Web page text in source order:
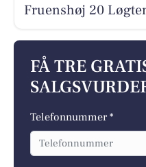
Fruenshøj 20
FÅ TRE
Telefonnummer *